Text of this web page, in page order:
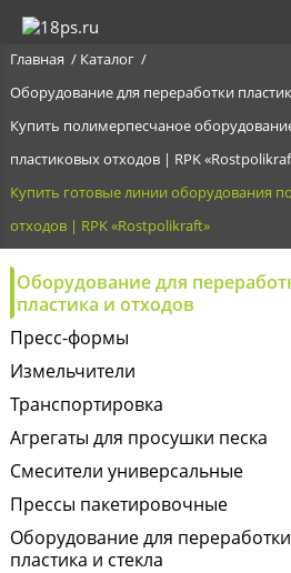
Главная
Каталог
Оборудование для переработки
Купить полимерпесчаное
пластиковых отходов | RPK
Купить готовые линии оборудования
отходов | RPK «Rostpolikraft»
Оборудование для
пластика и отходов
Пресс-формы
Измельчители
Транспортировка
Агрегаты для просушки песка
Смесители универсальные
Прессы пакетировочные
Оборудование для переработки
пластика и стекла